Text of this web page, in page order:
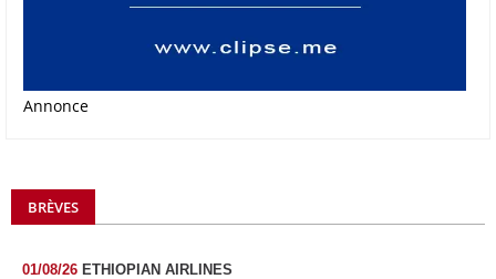
Annonce
BRÈVES
01/08/26 ETHIOPIAN AIRLINES